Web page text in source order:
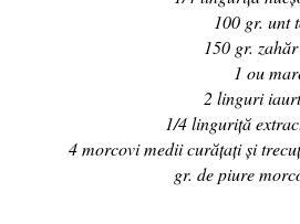
100 gr. unt
150 gr. zahăr
1 ou
2 linguri iaurt
1/4 linguriță extract
4 morcovi medii curățați și trecuți
gr. de piure